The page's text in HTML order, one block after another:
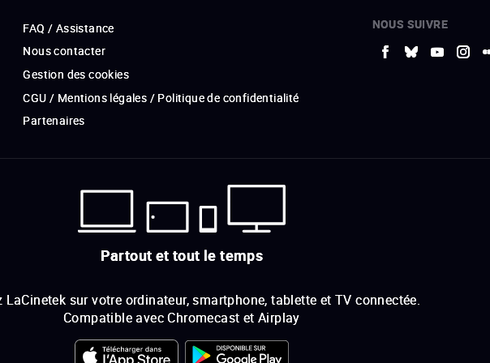
FAQ / Assistance
Nous contacter
Gestion des cookies
CGU / Mentions légales / Politique de confidentialité
Partenaires
NOUS SUIVRE
Partout et tout le temps
LaCinetek sur votre ordinateur, smartphone, tablette et TV connectée.
Compatible avec Chromecast et Airplay